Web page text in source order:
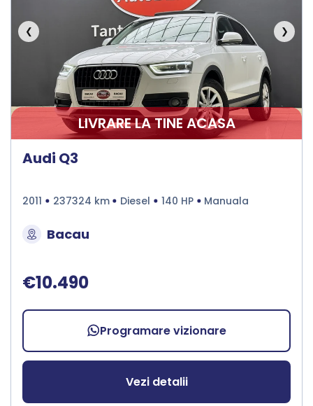
❮ ❯
LIVRARE LA TINE ACASA
Audi Q3
2011 237324 km Diesel 140 HP Manuala
Bacau
€10.490
Programare vizionare
Vezi detalii